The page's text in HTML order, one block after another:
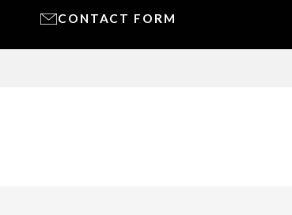
CONTACT FORM